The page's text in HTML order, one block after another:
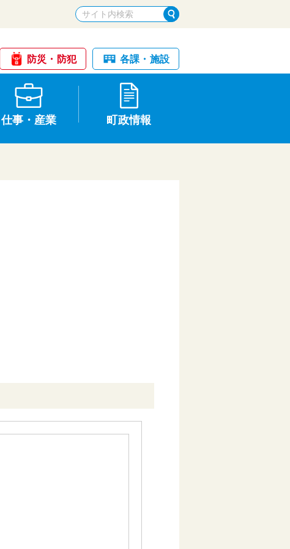
防災・防犯 各課・施設
仕事・産業 町政情報